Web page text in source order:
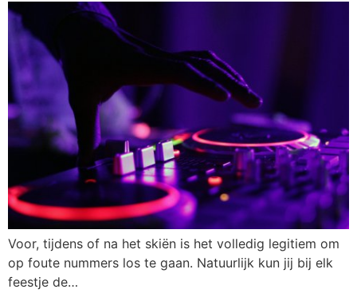
Voor, tijdens of na het skiën is het volledig legitiem om
op foute nummers los te gaan. Natuurlijk kun jij bij elk
feestje de…